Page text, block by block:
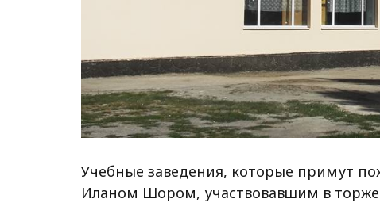
Учебные заведения, которые примут
Иланом Шором, участвовавшим в